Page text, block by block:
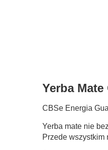
Yerba Mate
CBSe Energia
Yerba mate nie
Przede wszystkim